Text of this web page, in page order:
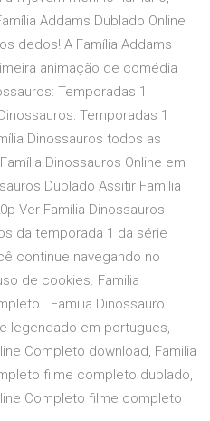
Addams Dublado Online
dedos! A Família Addams
animação de comédia
Temporadas 1
Temporadas 1
Dinossauros todos as
Dinossauros Online em
Dublado Assitir Família
Ver Família Dinossauros
da temporada 1 da série
continue navegando no
de cookies. Familia
. Familia Dinossauro
legendado em portugues,
Completo download, Familia
filme completo dublado,
Completo filme completo